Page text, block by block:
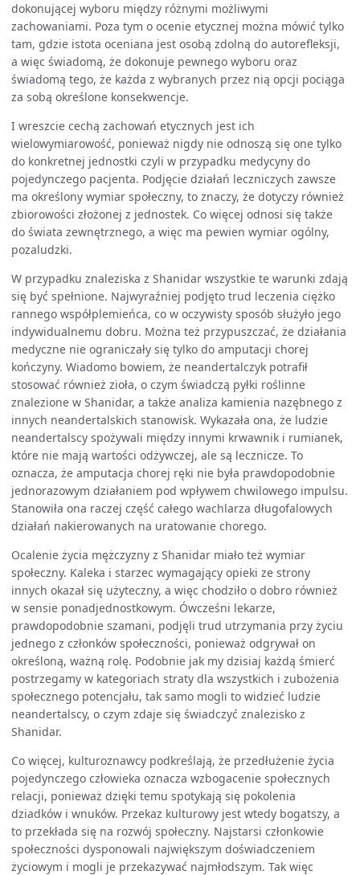
dokonującej wyboru między różnymi możliwymi
zachowaniami. Poza tym o ocenie etycznej można mówić tylko
tam, gdzie istota oceniana jest osobą zdolną do autorefleksji,
a więc świadomą, że dokonuje pewnego wyboru oraz
świadomą tego, że każda z wybranych przez nią opcji pociąga
za sobą określone konsekwencje.
I wreszcie cechą zachowań etycznych jest ich
wielowymiarowość, ponieważ nigdy nie odnoszą się one tylko
do konkretnej jednostki czyli w przypadku medycyny do
pojedynczego pacjenta. Podjęcie działań leczniczych zawsze
ma określony wymiar społeczny, to znaczy, że dotyczy również
zbiorowości złożonej z jednostek. Co więcej odnosi się także
do świata zewnętrznego, a więc ma pewien wymiar ogólny,
pozaludzki.
W przypadku znaleziska z Shanidar wszystkie te warunki zdają
się być spełnione. Najwyraźniej podjęto trud leczenia ciężko
rannego współplemieńca, co w oczywisty sposób służyło jego
indywidualnemu dobru. Można też przypuszczać, że działania
medyczne nie ograniczały się tylko do amputacji chorej
kończyny. Wiadomo bowiem, że neandertalczyk potrafił
stosować również zioła, o czym świadczą pyłki roślinne
znalezione w Shanidar, a także analiza kamienia nazębnego z
innych neandertalskich stanowisk. Wykazała ona, że ludzie
neandertalscy spożywali między innymi krwawnik i rumianek,
które nie mają wartości odżywczej, ale są lecznicze. To
oznacza, że amputacja chorej ręki nie była prawdopodobnie
jednorazowym działaniem pod wpływem chwilowego impulsu.
Stanowiła ona raczej część całego wachlarza długofalowych
działań nakierowanych na uratowanie chorego.
Ocalenie życia mężczyzny z Shanidar miało też wymiar
społeczny. Kaleka i starzec wymagający opieki ze strony
innych okazał się użyteczny, a więc chodziło o dobro również
w sensie ponadjednostkowym. Ówcześni lekarze,
prawdopodobnie szamani, podjęli trud utrzymania przy życiu
jednego z członków społeczności, ponieważ odgrywał on
określoną, ważną rolę. Podobnie jak my dzisiaj każdą śmierć
postrzegamy w kategoriach straty dla wszystkich i zubożenia
społecznego potencjału, tak samo mogli to widzieć ludzie
neandertalscy, o czym zdaje się świadczyć znalezisko z
Shanidar.
Co więcej, kulturoznawcy podkreślają, że przedłużenie życia
pojedynczego człowieka oznacza wzbogacenie społecznych
relacji, ponieważ dzięki temu spotykają się pokolenia
dziadków i wnuków. Przekaz kulturowy jest wtedy bogatszy, a
to przekłada się na rozwój społeczny. Najstarsi członkowie
społeczności dysponowali największym doświadczeniem
życiowym i mogli je przekazywać najmłodszym. Tak więc